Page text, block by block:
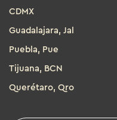
CDMX
Guadalajara, Jal
Puebla, Pue
Tijuana, BCN
Querétaro, Qro